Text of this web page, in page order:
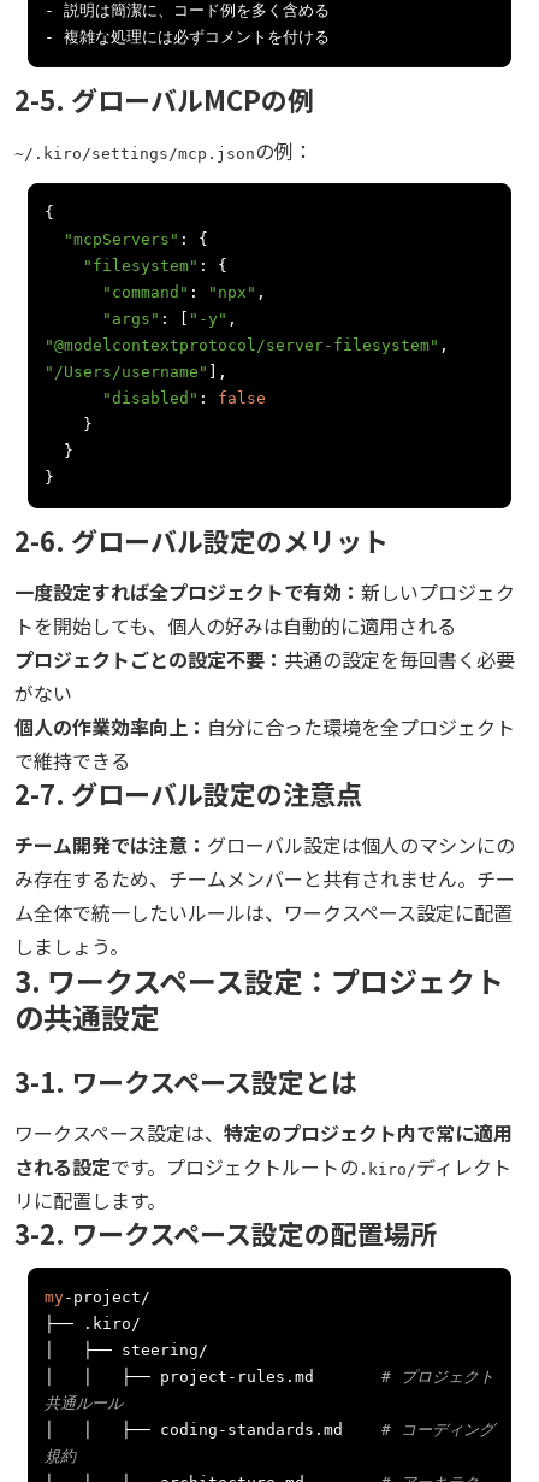
-
説明は簡潔に、コード例を多く含める
-
複雑な処理には必ずコメントを付ける
2-5. グローバルMCPの例
~/.kiro/settings/mcp.jsonの例：
{
"mcpServers" :
{
"filesystem" :
{
"command" : "npx" ,
"args" : "-y" ,
"@modelcontextprotocol/server-filesystem" ,
"/Users/username"
],
"disabled" :
false
}
}
}
2-6. グローバル設定のメリット
一度設定すれば全プロジェクトで有効： 新しいプロジェク
トを開始しても、個人の好みは自動的に適用される
プロジェクトごとの設定不要： 共通の設定を毎回書く必要
がない
個人の作業効率向上： 自分に合った環境を全プロジェクト
で維持できる
2-7. グローバル設定の注意点
チーム開発では注意： グローバル設定は個人のマシンにの
み存在するため、チームメンバーと共有されません。チー
ム全体で統一したいルールは、ワークスペース設定に配置
しましょう。
3. ワークスペース設定：プロジェクト
の共通設定
3-1. ワークスペース設定とは
ワークスペース設定は、 特定のプロジェクト内で常に適用
される設定です。プロジェクトルートの .kiro/ディレクト
リに配置します。
3-2. ワークスペース設定の配置場所
my- project/
├──
. kiro/
├── steering/
├── project - rules . md # プロジェクト
共通ルール
├── coding - standards . md # コーディング
規約